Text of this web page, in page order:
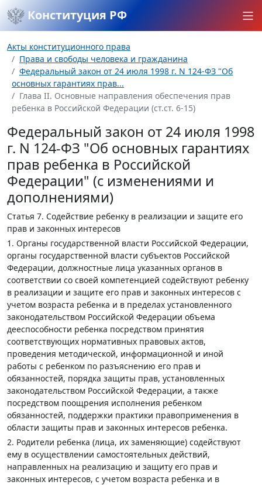
Конституция РФ
Акты конституционного права
Права и свободы человека и гражданина
Федеральный закон от 24 июля 1998 г. N 124-ФЗ "Об
основных гарантиях прав...
Глава II. Основные направления обеспечения прав
ребенка в Российской Федерации (ст.ст. 6-15)
Федеральный закон от 24 июля 1998
г. N 124-ФЗ "Об основных гарантиях
прав ребенка в Российской
Федерации" (с изменениями и
дополнениями)
Статья 7. Содействие ребенку в реализации и защите его
прав и законных интересов
1. Органы государственной власти Российской Федерации,
органы государственной власти субъектов Российской
Федерации, должностные лица указанных органов в
соответствии со своей компетенцией содействуют ребенку
в реализации и защите его прав и законных интересов с
учетом возраста ребенка и в пределах установленного
законодательством Российской Федерации объема
дееспособности ребенка посредством принятия
соответствующих нормативных правовых актов,
проведения методической, информационной и иной
работы с ребенком по разъяснению его прав и
обязанностей, порядка защиты прав, установленных
законодательством Российской Федерации, а также
посредством поощрения исполнения ребенком
обязанностей, поддержки практики правоприменения в
области защиты прав и законных интересов ребенка.
2. Родители ребенка (лица, их заменяющие) содействуют
ему в осуществлении самостоятельных действий,
направленных на реализацию и защиту его прав и
законных интересов, с учетом возраста ребенка и в